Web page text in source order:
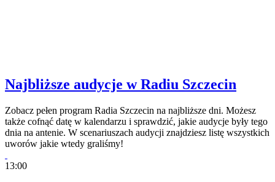
Najbliższe audycje w Radiu Szczecin
Zobacz pełen program Radia Szczecin na najbliższe dni. Możesz
także cofnąć datę w kalendarzu i sprawdzić, jakie audycje były tego
dnia na antenie. W scenariuszach audycji znajdziesz listę wszystkich
uworów jakie wtedy graliśmy!
13:00